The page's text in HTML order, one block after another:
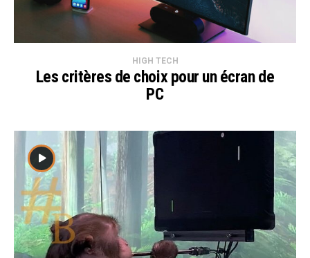
HIGH TECH
Les critères de choix pour un écran de
PC